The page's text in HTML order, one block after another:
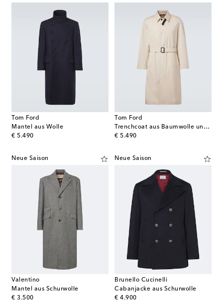
Tom Ford
Mantel aus Wolle
€ 5.490
original price
Tom Ford
Trenchcoat aus Baumwolle und Seide
€ 5.490
original price
Neue Saison
Valentino
Mantel aus Schurwolle
€ 3.500
original price
Neue Saison
Brunello Cucinelli
Cabanjacke aus Schurwolle
€ 4.900
original price